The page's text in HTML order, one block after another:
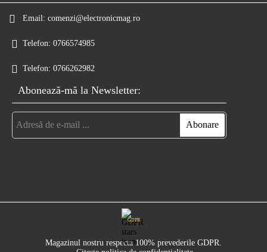
Email: comenzi@electronicmag.ro
Telefon: 0766574985
Telefon: 0766262982
Abonează-mă la Newsletter:
GDPR
Magazinul nostru respecta 100% prevederile GDPR.